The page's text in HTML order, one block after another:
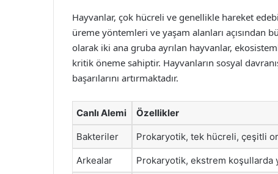
Hayvanlar, çok hücreli ve genellikle hareket
üreme yöntemleri ve yaşam alanları açısından
olarak iki ana gruba ayrılan hayvanlar,
kritik öneme sahiptir. Hayvanların sosyal
başarılarını artırmaktadır.
Canlı Alemi Özellikler
Bakteriler Prokaryotik, tek hücreli, çeşitli
Arkealar Prokaryotik, ekstrem koşullarda